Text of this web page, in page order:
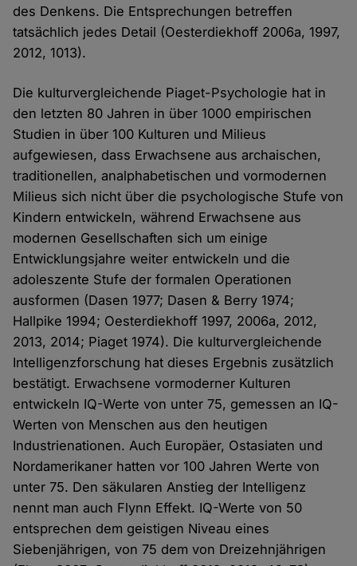
des Denkens. Die Entsprechungen betreffen
tatsächlich jedes Detail (Oesterdiekhoff 2006a, 1997,
2012, 1013).
Die kulturvergleichende Piaget-Psychologie hat in
den letzten 80 Jahren in über 1000 empirischen
Studien in über 100 Kulturen und Milieus
aufgewiesen, dass Erwachsene aus archaischen,
traditionellen, analphabetischen und vormodernen
Milieus sich nicht über die psychologische Stufe von
Kindern entwickeln, während Erwachsene aus
modernen Gesellschaften sich um einige
Entwicklungsjahre weiter entwickeln und die
adoleszente Stufe der formalen Operationen
ausformen (Dasen 1977; Dasen & Berry 1974;
Hallpike 1994; Oesterdiekhoff 1997, 2006a, 2012,
2013, 2014; Piaget 1974). Die kulturvergleichende
Intelligenzforschung hat dieses Ergebnis zusätzlich
bestätigt. Erwachsene vormoderner Kulturen
entwickeln IQ-Werte von unter 75, gemessen an IQ-
Werten von Menschen aus den heutigen
Industrienationen. Auch Europäer, Ostasiaten und
Nordamerikaner hatten vor 100 Jahren Werte von
unter 75. Den säkularen Anstieg der Intelligenz
nennt man auch Flynn Effekt. IQ-Werte von 50
entsprechen dem geistigen Niveau eines
Siebenjährigen, von 75 dem von Dreizehnjährigen